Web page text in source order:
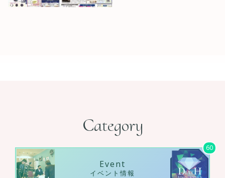
Category
Event
イベント情報
60